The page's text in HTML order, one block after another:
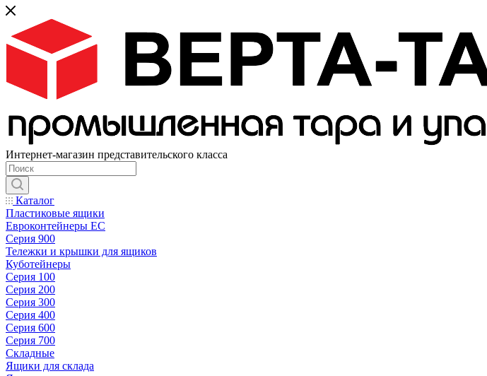
Интернет-магазин представительского класса
Каталог
Пластиковые ящики
Евроконтейнеры ЕС
Серия 900
Тележки и крышки для ящиков
Куботейнеры
Серия 100
Серия 200
Серия 300
Серия 400
Серия 600
Серия 700
Складные
Ящики для склада